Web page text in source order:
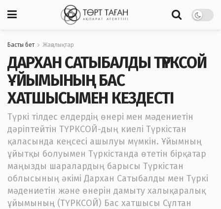
Басты бет Жаңалықтар
ДАРХАН САТЫБАЛДЫ ТҮРКСОЙ
ҰЙЫМЫНЫҢ БАС
ХАТШЫСЫМЕН КЕЗДЕСТІ
Түркі тілдес елдердің өнері мен мәдениетін
дәріптейтін ТҮРКСОЙ-дың киелі Түркістан
қаласында кеңсесі ашылуы мүмкін. Ұйымның
ұйытқы болуымен Түркістанда өтетін бірқатар
маңызды шаралардың барысы Түркістан
облысының әкімі Дархан Сатыбалды мен Түркі
мәдениетін және өнерін дамыту халықаралық
ұйымының (ТҮРКСОЙ) Бас хатшысы Сұлтан